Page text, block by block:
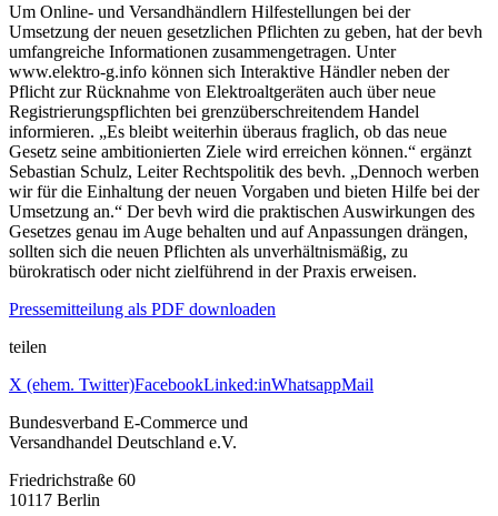
Um Online- und Versandhändlern Hilfestellungen bei der
Umsetzung der neuen gesetzlichen Pflichten zu geben, hat der bevh
umfangreiche Informationen zusammengetragen. Unter
www.elektro-g.info können sich Interaktive Händler neben der
Pflicht zur Rücknahme von Elektroaltgeräten auch über neue
Registrierungspflichten bei grenzüberschreitendem Handel
informieren. „Es bleibt weiterhin überaus fraglich, ob das neue
Gesetz seine ambitionierten Ziele wird erreichen können.“ ergänzt
Sebastian Schulz, Leiter Rechtspolitik des bevh. „Dennoch werben
wir für die Einhaltung der neuen Vorgaben und bieten Hilfe bei der
Umsetzung an.“ Der bevh wird die praktischen Auswirkungen des
Gesetzes genau im Auge behalten und auf Anpassungen drängen,
sollten sich die neuen Pflichten als unverhältnismäßig, zu
bürokratisch oder nicht zielführend in der Praxis erweisen.
Pressemitteilung als PDF downloaden
teilen
X (ehem. Twitter)FacebookLinked:inWhatsappMail
Bundesverband E-Commerce und
Versandhandel Deutschland e.V.
Friedrichstraße 60
10117 Berlin